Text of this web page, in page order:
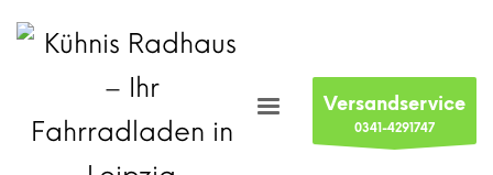
Versandservice
0341-4291747